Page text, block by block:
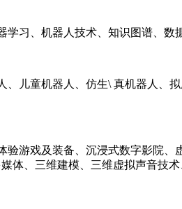
习、机器人技术、知识图谱、数
儿童机器人、仿生\ 真机器人
游戏及装备、沉浸式数字影院
体、三维建模、三维虚拟声音技